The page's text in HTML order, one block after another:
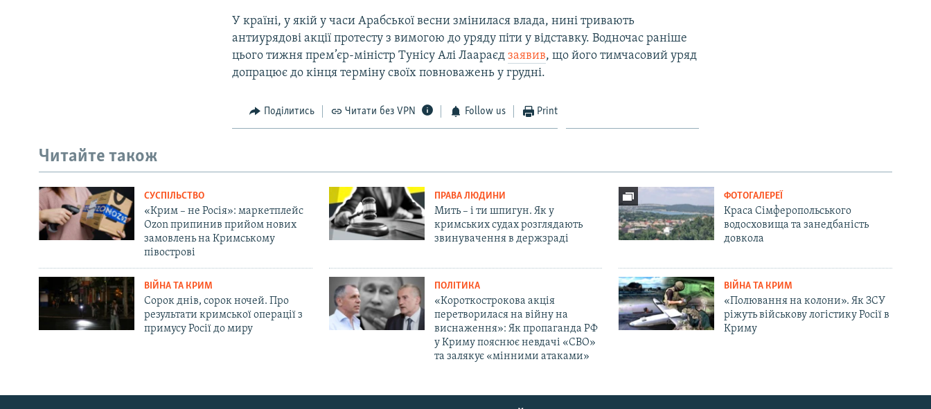
Русский
У країні, у якій у часи Арабської весни змінилася влада, нині тривають
антиурядові акції протесту з вимогою до уряду піти у відставку. Водночас раніше
цього тижня прем’єр-міністр Тунісу Алі Лаараєдзаявив, що його тимчасовий уряд
допрацює до кінця терміну своїх повноважень у грудні.
Поділитись Читати без VPN Follow us Print
Читайте також
СУСПІЛЬСТВО
«Крим – не Росія»: маркетплейс
Ozon припинив прийом нових
замовлень на Кримському
півострові
ПРАВА ЛЮДИНИ
Мить – і ти шпигун. Як у
кримських судах розглядають
звинувачення в держзраді
ФОТОГАЛЕРЕЇ
Краса Сімферопольського
водосховища та занедбаність
довкола
ВІЙНА ТА КРИМ
Сорок днів, сорок ночей. Про
результати кримської операції з
примусу Росії до миру
ПОЛІТИКА
«Короткострокова акція
перетворилася на війну на
виснаження»: Як пропаганда РФ
у Криму пояснює невдачі «СВО»
та залякує «мінними атаками»
ВІЙНА ТА КРИМ
«Полювання на колони». Як ЗСУ
ріжуть військову логістику Росії в
Криму